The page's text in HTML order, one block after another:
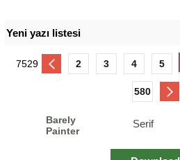
Yeni yazı listesi
7529 2 3 4 5
580
Barely
Painter
Serif